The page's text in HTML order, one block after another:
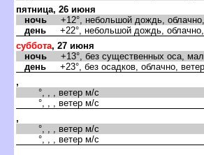
пятница, 26 июня
ночь +12°, небольшой дождь,
день +22°, небольшой дождь,
суббота, 27 июня
ночь +13°, без существенных оса,
день +23°, без осадков, облачно,
,
°, , , ветер м/с
°, , , ветер м/с
,
°, , , ветер м/с
°, , , ветер м/с